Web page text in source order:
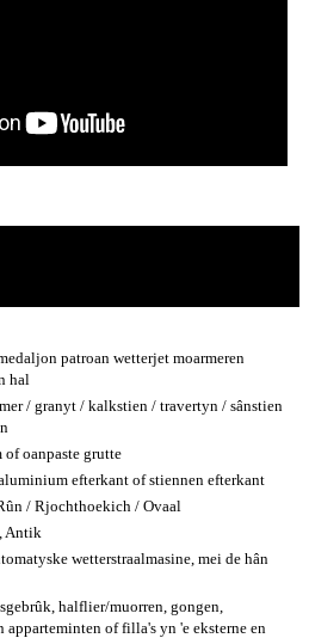
patroan wetterjet moarmeren
hal
/ granyt / kalkstien / travertyn / sânstien
of oanpaste grutte
efterkant of stiennen efterkant
/ Rjochthoekich / Ovaal
Antik
wetterstraalmasine, mei de hân
halflier/muorren, gongen,
apparteminten of filla's yn 'e eksterne en